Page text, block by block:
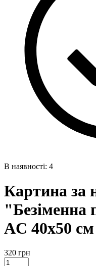
В наявності: 4
Картина за
"Безіменна
AC 40х50 см
320 грн